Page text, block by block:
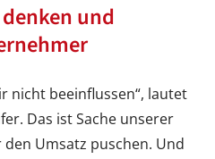
und
nicht beeinflussen“, lautet
Das ist Sache unserer
den Umsatz puschen. Und